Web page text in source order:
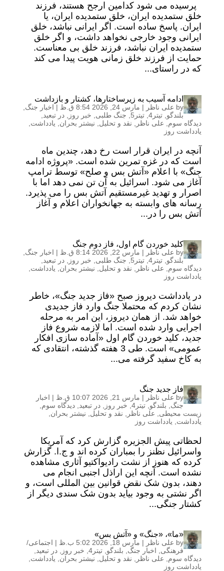
پرسیده می شود کدامین ارجح هستند، فرزند
خلق ستمدیده ایران، خلق ستمدیده ایران، یا
ایران. پاسخ ساده است. اگر ایرانی نباشد، خلق
ایرانی وجود خارجی نخواهد داشت، و اگر خلق
ستمدیده ایران نباشد، فرزند خلق بی معناست.
حمایت از فرزند خلق زمانی هویت پیدا می کند
که در راستای...
ادامه آسیب به زیرساختارها، کشتار و بازداشت
by علی ناظر | مارس 24, 2026 8:54 ق.ظ | اخبار جنگ
بلندگو تیتر4 , تیتر5 جنگ طلبی خبر روز در تبعید
دیدگاه سوم
علی ناظر نقد و تحلیل نیشتر بحران یادداشت
یادداشت روز
آنچه در ایران قرار است رخ دهد، چندین ماه
است که در غزه تمرین شده است. «پروژه ادامه
جنگ» با اعلام «آتش بس و صلح» توسط ترامپ
آغاز می شود. اسرائیل به آن تن نمی دهد اما با
اصرار و تهدید غیرمستقیم آتش بس را می پذیرد.
رسانه های وابسته به جهانخواران اعلام و آغاز
آتش بس را در...
کلید خوردن گام اول، فاز دوم جنگ
by علی ناظر | مارس 22, 2026 8:14 ق.ظ | اخبار جنگ
بلندگو تیتر4 , تیتر5 جنگ طلبی خبر روز در تبعید
دیدگاه سوم
علی ناظر نقد و تحلیل نیشتر بحران یادداشت
یادداشت روز
در یادداشت دیروز صبح «فاز جدید جنگ»، خاطر
نشان کردم که محتملا جنگ وارد فاز جدیدی
خواهد شد. از همان دیروز، این امر به مرحله
اجرایی وارد شده است. اما لازمه شروع فاز
جدید، کلید خوردن گام اول «آماده سازی افکار
عمومی» است. طی 3 هفته گذشته، انتقادی که
به کاخ سفید گرفته می...
فاز جدید جنگ
by علی ناظر | مارس 21, 2026 10:07 ق.ظ | اخبار
جنگ
بلندگو تیتر4 , خبر روز در تبعید دیدگاه سوم
زیست محیطی
علی ناظر نقد و تحلیل نیشتر بحران
یادداشت
یادداشت روز
لحظاتی پیش الجزیره گزارش کرد که آمریکا
واسرائیل نظنز را بمباران کرده اند و ج.ا. گزارش
کرده که هنوز از نشت رادیواکتیو آثاری مشاهده
نشده است. آنچه این اراذل اجنبی انجام می
دهند، بدون شک نقض قوانین بین المللی است، و
اگر نشتی به وجود بیاید بدون شک سندی دیگر از
کشتار جنگی...
«ما»، «جنگ» و «آتش بس»
by علی ناظر | مارس 18, 2026 5:02 ب.ظ | اجتماعی/
فرهنگی
اخبار جنگ بلندگو تیتر4 , خبر روز در تبعید
دیدگاه سوم
علی ناظر نقد و تحلیل نیشتر بحران یادداشت
یادداشت روز